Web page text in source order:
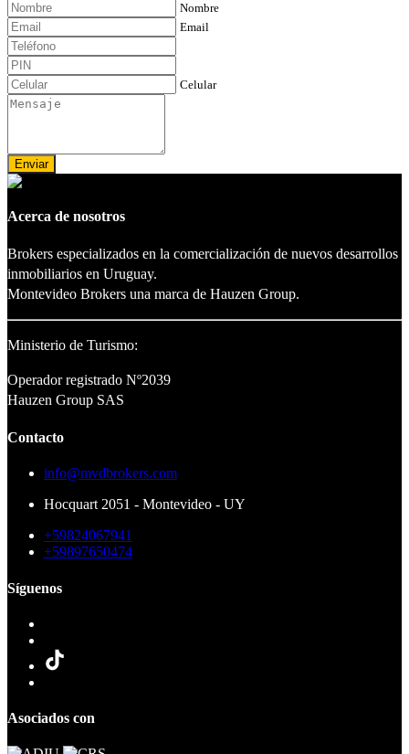
Nombre
Email
Celular
Enviar
Acerca de nosotros
Brokers especializados en la comercialización de nuevos desarrollos
inmobiliarios en Uruguay.
Montevideo Brokers una marca de Hauzen Group.
Ministerio de Turismo:
Operador registrado Nº2039
Hauzen Group SAS
Contacto
info@mvdbrokers.com
Hocquart 2051 - Montevideo - UY
+59824067941
+59897650474
Síguenos
Asociados con